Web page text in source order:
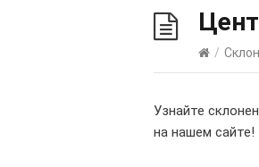
/
Узнайте
на нашем сайте!